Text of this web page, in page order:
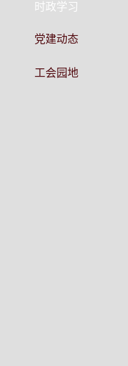
时政学习
党建动态
工会园地